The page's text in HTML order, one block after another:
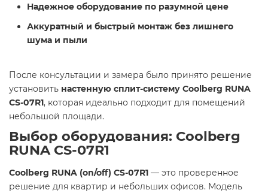
Надежное оборудование по разумной цене
Аккуратный и быстрый монтаж без лишнего
шума и пыли
После консультации и замера было принято решение
установить настенную сплит-систему Coolberg RUNA
CS-07R1, которая идеально подходит для помещений
небольшой площади.
Выбор оборудования: Coolberg
RUNA CS-07R1
Coolberg RUNA (on/off) CS-07R1 — это проверенное
решение для квартир и небольших офисов. Модель